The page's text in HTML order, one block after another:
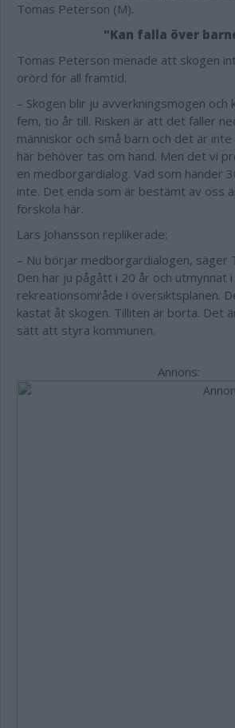
Tomas Peterson (M).
"Kan falla över
Tomas Peterson menade att skogen
orörd för all framtid.
– Skogen blir ju avverkningsmogen och
fem, tio år till. Risken är att det faller
människor och små barn och det är
här behöver tas om hand. Men det vi
en medborgardialog. Vad som händer
inte. Det enda som är bestämt av oss
förskola här.
Lars Johansson replikerade:
– Nu börjar medborgardialogen, säger
Den har ju pågått i 20 år och utmynnat
rekreationsområde i översiktsplanen.
kastat åt skogen. Tilliten är borta. Det
sätt att styra kommunen.
Annons: